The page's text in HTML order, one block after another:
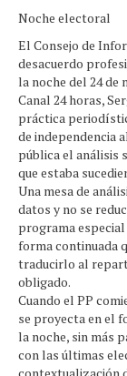
Noche electoral
El Consejo de
desacuerdo
la noche del 24 de
Canal 24 horas,
práctica
de independencia
pública el análisis
que estaba
Una mesa de
datos y no se
programa
forma continuada
traducirlo al
obligado.
Cuando el PP
se proyecta en el
la noche, sin más
con las últimas